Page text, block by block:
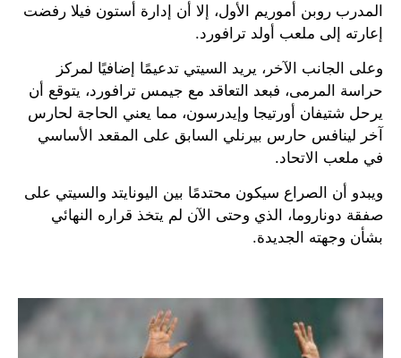
المدرب روبن أموريم الأول، إلا أن إدارة أستون فيلا رفضت
إعارته إلى ملعب أولد ترافورد.
وعلى الجانب الآخر، يريد السيتي تدعيمًا إضافيًا لمركز
حراسة المرمى، فبعد التعاقد مع جيمس ترافورد، يتوقع أن
يرحل شتيفان أورتيجا وإيدرسون، مما يعني الحاجة لحارس
آخر لينافس حارس بيرنلي السابق على المقعد الأساسي
في ملعب الاتحاد.
ويبدو أن الصراع سيكون محتدمًا بين اليونايتد والسيتي على
صفقة دوناروما، الذي وحتى الآن لم يتخذ قراره النهائي
بشأن وجهته الجديدة.